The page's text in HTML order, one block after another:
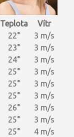
Teplota
Vítr
22°
3 m/s
23°
3 m/s
24°
3 m/s
25°
3 m/s
25°
3 m/s
25°
3 m/s
26°
3 m/s
25°
3 m/s
25°
4 m/s